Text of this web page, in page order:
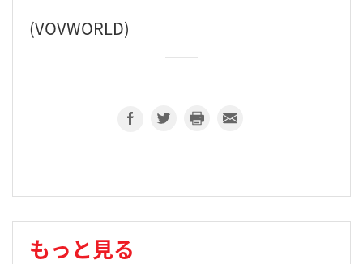
(VOVWORLD)
もっと見る